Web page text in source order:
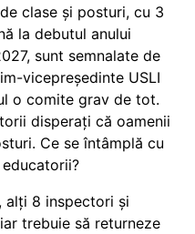
clase și posturi, cu 3
la debutul anului
sunt semnalate de
vicepreședinte USLI
o comite grav de tot.
disperați că oamenii
Ce se întâmplă cu
alți 8 inspectori și
trebuie să returneze